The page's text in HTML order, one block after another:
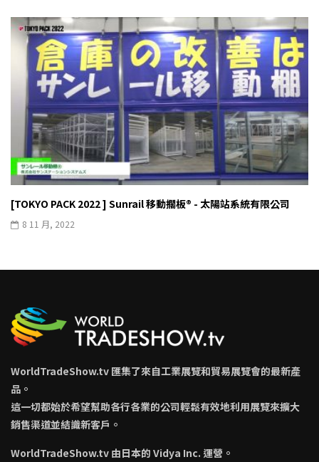
[TOKYO PACK 2022 ] Sunrail 移動擱板® - 太陽站系統有限公司
8 11 月, 2022
WorldTradeShow.tv 匯集了來自工業展覽和貿易展覽會的最新產
品。
這一切都始於希望幫助各行各業的公司輕鬆有效地利用展覽來擴大
銷售渠道並結識新客戶。
WorldTradeShow.tv 由日本的 Vidya Inc. 運營。